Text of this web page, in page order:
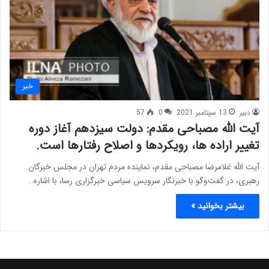
خبر
دبیر 13 سپتامبر 2021 0
57
آیت الله مصباحی مقدم: دولت سیزدهم آغاز دوره
تغییر اراده ها، رویکردها و اصلاح رفتارها است.
آیت الله غلامرضا مصباحی مقدم، نماینده مردم تهران در مجلس خبرگان
رهبری، در گفت‌وگو با خبرنگار سرویس سیاسی خبرگزاری رسا، با اشاره…
بیشتر بخوانید »